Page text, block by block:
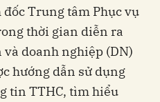
Trung tâm Phục vụ
thời gian diễn ra
doanh nghiệp (DN)
hướng dẫn sử dụng
tin TTHC, tìm hiểu